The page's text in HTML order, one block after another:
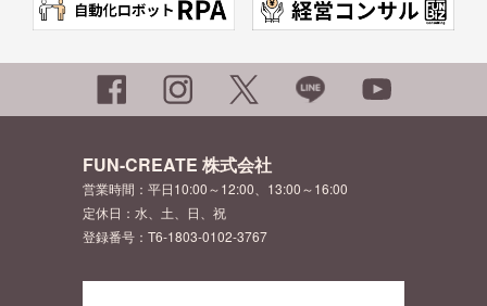
FUN-CREATE 株式会社
営業時間：平日10:00～12:00、13:00～16:00
定休日：水、土、日、祝
登録番号：T6-1803-0102-3767